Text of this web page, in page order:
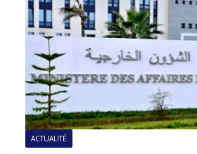
ACTUALITÉ